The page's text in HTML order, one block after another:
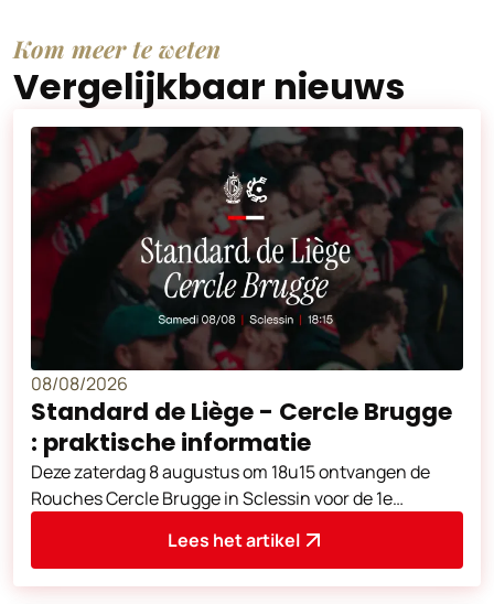
Kom meer te weten
Vergelijkbaar nieuws
08/08/2026
Standard de Liège - Cercle Brugge
: praktische informatie
Deze zaterdag 8 augustus om 18u15 ontvangen de
Rouches Cercle Brugge in Sclessin voor de 1e
Lees het artikel